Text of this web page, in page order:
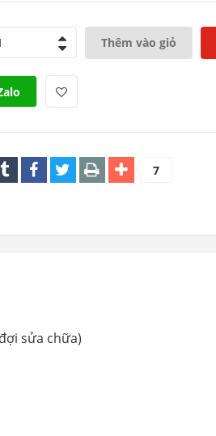
Thêm vào giỏ
7
sửa chữa)